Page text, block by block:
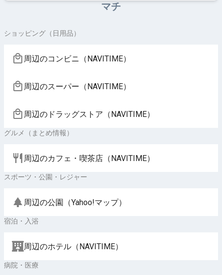
マチ
ショッピング（日用品）
周辺のコンビニ（NAVITIME）
周辺のスーパー（NAVITIME）
周辺のドラッグストア（NAVITIME）
グルメ（まとめ情報）
周辺のカフェ・喫茶店（NAVITIME）
スポーツ・公園・レジャー
周辺の公園（Yahoo!マップ）
宿泊・入浴
周辺のホテル（NAVITIME）
病院・医療